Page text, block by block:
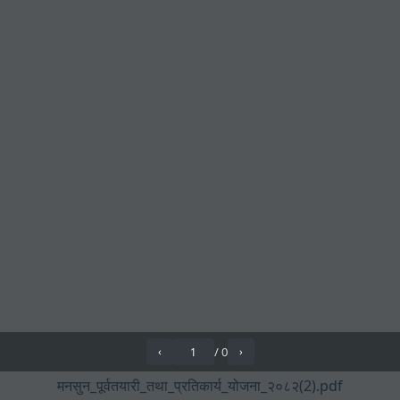
‹ /0 ›
मनसुन_पूर्वतयारी_तथा_प्रतिकार्य_योजना_२०८२(2).pdf